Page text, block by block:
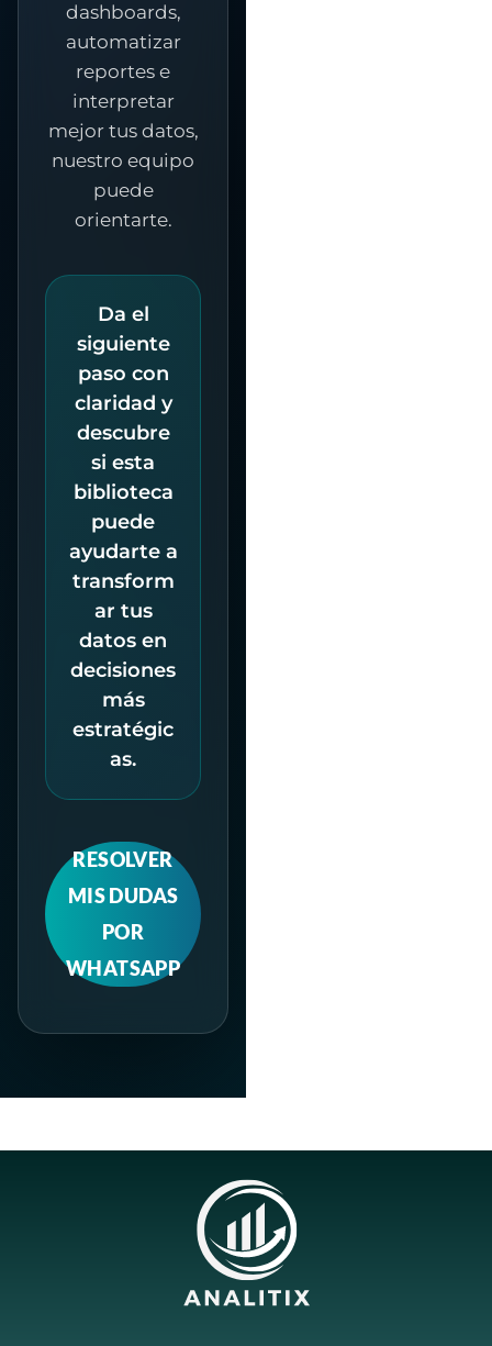
dashboards,
automatizar
reportes e
interpretar
mejor tus datos,
nuestro equipo
puede
orientarte.
Da el
siguiente
paso con
claridad y
descubre
si esta
biblioteca
puede
ayudarte a
transform
ar tus
datos en
decisiones
más
estratégic
as.
RESOLVER
MIS DUDAS
POR
WHATSAPP